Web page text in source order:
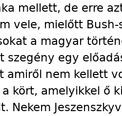
mellett, de erre
vele, mielőtt
a magyar
szegény egy
amiről nem kellett
kört, amelyikkel ő
Nekem